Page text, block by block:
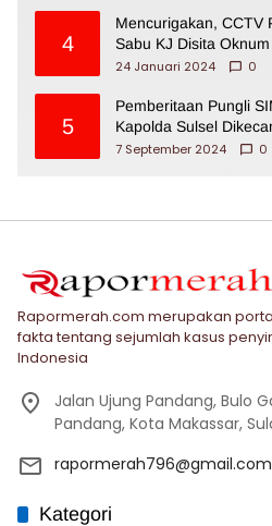
4
Mencurigakan, CCTV
Sabu KJ Disita
24 Januari 2024
0
5
Pemberitaan Pungli
Kapolda Sulsel
7 September 2024
0
Rapormerah.com merupakan
fakta tentang sejumlah kasus
Indonesia
Jalan Ujung Pandang, Bulo
Pandang, Kota Makassar,
rapormerah796@gmail.com
Kategori